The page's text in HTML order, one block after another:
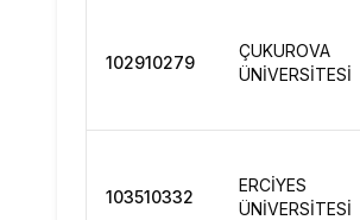
102910279
ÇUKUROVA
ÜNİVERSİTESİ
103510332
ERCİYES
ÜNİVERSİTESİ